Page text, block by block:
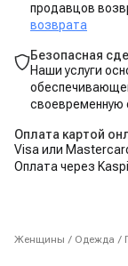
продавцов
возврата
Безопасная
Наши услуги
своевременную
Оплата картой
Visa или
Оплата через
Женщины / Одежда /